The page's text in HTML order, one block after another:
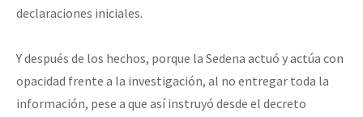
declaraciones iniciales.
Y después de los hechos, porque la Sedena actuó y actúa con
opacidad frente a la investigación, al no entregar toda la
información, pese a que así instruyó desde el decreto